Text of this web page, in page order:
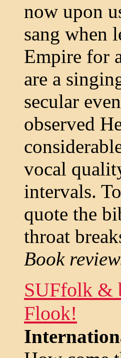
now upon
sang when
Empire for
are a
secular
observed
vocal
intervals.
quote the
throat
Book
SUFfolk &
Flook!